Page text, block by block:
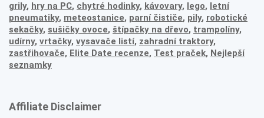
grily, hry na PC, chytré hodinky, kávovary, lego, letní
pneumatiky, meteostanice, parní čističe, pily, robotické
sekačky, sušičky ovoce, štípačky na dřevo, trampolíny,
udírny, vrtačky, vysavače listí, zahradní traktory,
zastřihovače, Elite Date recenze, Test praček, Nejlepší
seznamky
Affiliate Disclaimer